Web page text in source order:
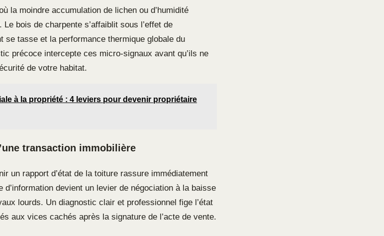
la moindre accumulation de lichen ou d’humidité
bois de charpente s’affaiblit sous l’effet de
se tasse et la performance thermique globale du
précoce intercepte ces micro-signaux avant qu’ils ne
de votre habitat.
à la propriété : 4 leviers pour devenir propriétaire
transaction immobilière
un rapport d’état de la toiture rassure immédiatement
d’information devient un levier de négociation à la baisse
lourds. Un diagnostic clair et professionnel fige l’état
aux vices cachés après la signature de l’acte de vente.